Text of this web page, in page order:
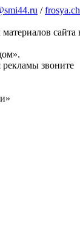
/
звоните